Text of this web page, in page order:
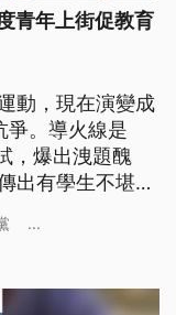
青年上街促教育
動，現在演變成
爭。導火線是
，爆出洩題醜
出有學生不堪壓
得主旺楚克絕食
...